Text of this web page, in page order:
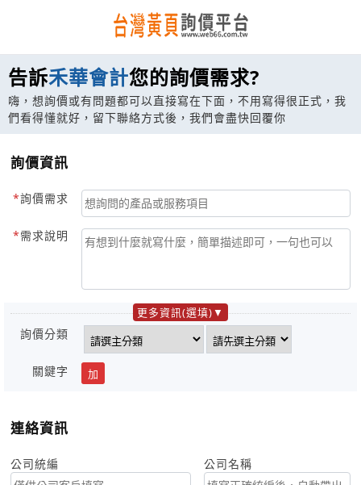
告訴禾華會計您的詢價需求?
嗨，想詢價或有問題都可以直接寫在下面，不用寫得很正式，我
們看得懂就好，留下聯絡方式後，我們會盡快回覆你
詢價資訊
詢價需求
需求說明
更多資訊(選填)
詢價分類
關鍵字 加
連絡資訊
公司統編 公司名稱